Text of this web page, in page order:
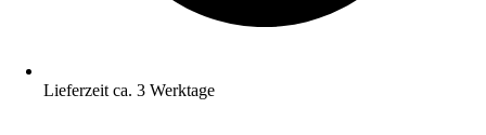
Lieferzeit ca. 3 Werktage